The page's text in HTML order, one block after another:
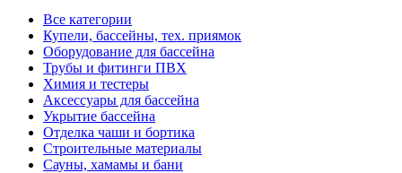
Все категории
Купели, бассейны, тех. приямок
Оборудование для бассейна
Трубы и фитинги ПВХ
Химия и тестеры
Аксессуары для бассейна
Укрытие бассейна
Отделка чаши и бортика
Строительные материалы
Сауны, хамамы и бани